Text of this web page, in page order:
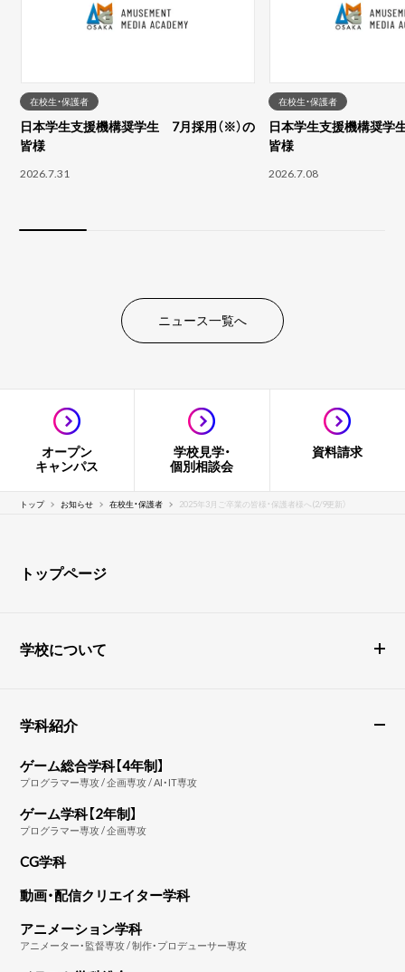
在校生・保護者
日本学生支援機構奨学生 7月採用（※）の
皆様
2026.7.31
在校生・保護者
日本学生支援機構奨学
皆様
2026.7.08
ニュース一覧へ
オープン
キャンパス
学校見学・
個別相談会
資料請求
トップ お知らせ 在校生・保護者 2025年3月ご卒業の皆様・保護者様へ(2/9更新）
トップページ
学校について
学科紹介
ゲーム総合学科【4年制】
プログラマー専攻 / 企画専攻 / AI・IT専攻
ゲーム学科【2年制】
プログラマー専攻 / 企画専攻
CG学科
動画・配信クリエイター学科
アニメーション学科
アニメーター・監督専攻 / 制作・プロデューサー専攻